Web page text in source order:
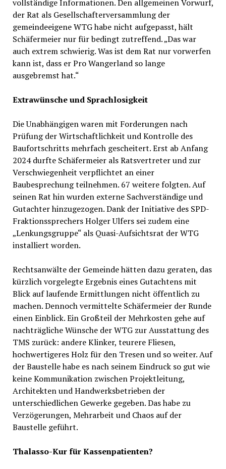
vollständige Informationen. Den allgemeinen Vorwurf,
der Rat als Gesellschafterversammlung der
gemeindeeigene WTG habe nicht aufgepasst, hält
Schäfermeier nur für bedingt zutreffend. „Das war
auch extrem schwierig. Was ist dem Rat nur vorwerfen
kann ist, dass er Pro Wangerland so lange
ausgebremst hat.“
Extrawünsche und Sprachlosigkeit
Die Unabhängigen waren mit Forderungen nach
Prüfung der Wirtschaftlichkeit und Kontrolle des
Baufortschritts mehrfach gescheitert. Erst ab Anfang
2024 durfte Schäfermeier als Ratsvertreter und zur
Verschwiegenheit verpflichtet an einer
Baubesprechung teilnehmen. 67 weitere folgten. Auf
seinen Rat hin wurden externe Sachverständige und
Gutachter hinzugezogen. Dank der Initiative des SPD-
Fraktionssprechers Holger Ulfers sei zudem eine
„Lenkungsgruppe“ als Quasi-Aufsichtsrat der WTG
installiert worden.
Rechtsanwälte der Gemeinde hätten dazu geraten, das
kürzlich vorgelegte Ergebnis eines Gutachtens mit
Blick auf laufende Ermittlungen nicht öffentlich zu
machen. Dennoch vermittelte Schäfermeier der Runde
einen Einblick. Ein Großteil der Mehrkosten gehe auf
nachträgliche Wünsche der WTG zur Ausstattung des
TMS zurück: andere Klinker, teurere Fliesen,
hochwertigeres Holz für den Tresen und so weiter. Auf
der Baustelle habe es nach seinem Eindruck so gut wie
keine Kommunikation zwischen Projektleitung,
Architekten und Handwerksbetrieben der
unterschiedlichen Gewerke gegeben. Das habe zu
Verzögerungen, Mehrarbeit und Chaos auf der
Baustelle geführt.
Thalasso-Kur für Kassenpatienten?